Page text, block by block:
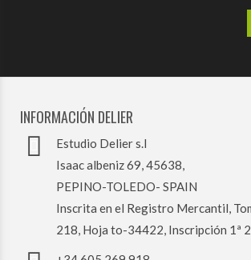
INFORMACIÓN DELIER
Estudio Delier s.l
Isaac albeniz 69, 45638,
PEPINO-TOLEDO- SPAIN
Inscrita en el Registro Mercantil,
218, Hoja to-34422, Inscripción 1ª